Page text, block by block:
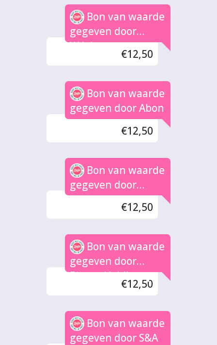
Bon van waarde
gegeven door
W.Johanna
€12,50
Bon van waarde
gegeven door Abon
€12,50
Bon van waarde
gegeven door
Tanja
€12,50
Bon van waarde
gegeven door
Bianca Veldkamp
€12,50
Bon van waarde
gegeven door S&A